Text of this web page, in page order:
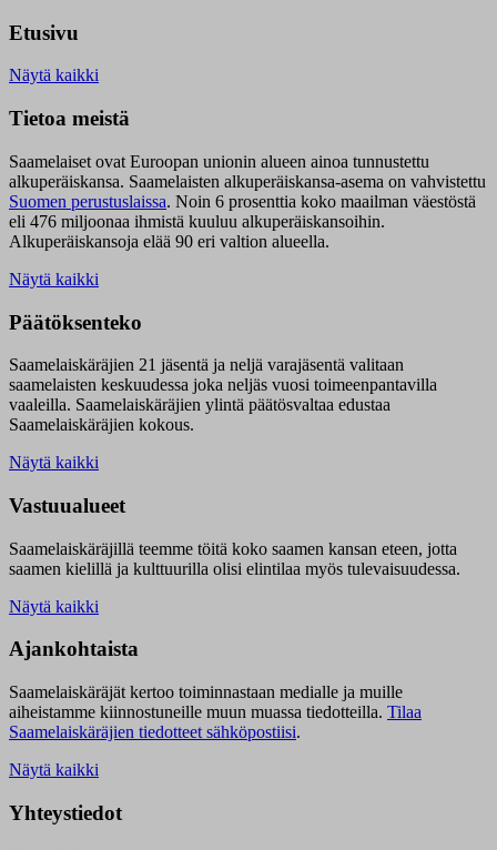
Etusivu
Näytä kaikki
Tietoa meistä
Saamelaiset ovat Euroopan unionin alueen ainoa tunnustettu
alkuperäiskansa. Saamelaisten alkuperäiskansa-asema on vahvistettu
Suomen perustuslaissa. Noin 6 prosenttia koko maailman väestöstä
eli 476 miljoonaa ihmistä kuuluu alkuperäiskansoihin.
Alkuperäiskansoja elää 90 eri valtion alueella.
Näytä kaikki
Päätöksenteko
Saamelaiskäräjien 21 jäsentä ja neljä varajäsentä valitaan
saamelaisten keskuudessa joka neljäs vuosi toimeenpantavilla
vaaleilla. Saamelaiskäräjien ylintä päätösvaltaa edustaa
Saamelaiskäräjien kokous.
Näytä kaikki
Vastuualueet
Saamelaiskäräjillä teemme töitä koko saamen kansan eteen, jotta
saamen kielillä ja kulttuurilla olisi elintilaa myös tulevaisuudessa.
Näytä kaikki
Ajankohtaista
Saamelaiskäräjät kertoo toiminnastaan medialle ja muille
aiheistamme kiinnostuneille muun muassa tiedotteilla. Tilaa
Saamelaiskäräjien tiedotteet sähköpostiisi.
Näytä kaikki
Yhteystiedot